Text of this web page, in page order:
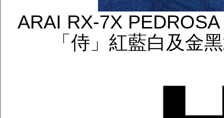
ARAI RX-7X
「侍」紅藍白及金